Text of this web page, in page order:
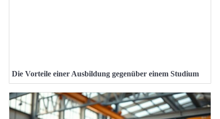
Die Vorteile einer Ausbildung gegenüber einem Studium